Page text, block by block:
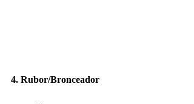
4. Rubor/Bronceador